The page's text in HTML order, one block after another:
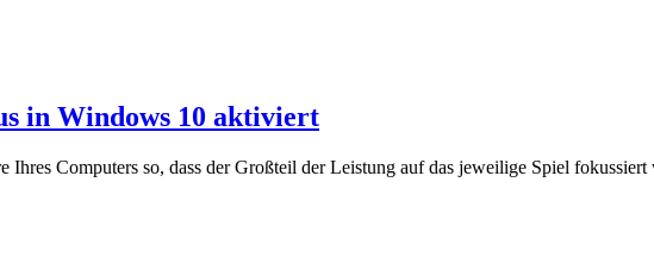
in Windows 10 aktiviert
Ihres Computers so, dass der Großteil der Leistung auf das jeweilige Spiel fokussiert